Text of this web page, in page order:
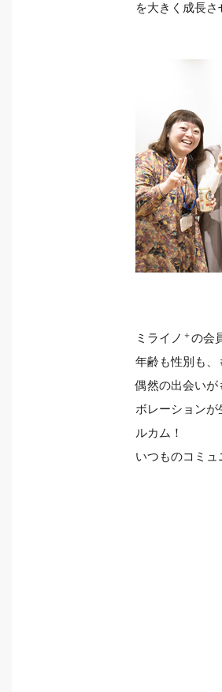
を大きく成長さ
ミライノ ＋の会
年齢も性別も、
偶然の出会いが
ボレーション
ルカム！
いつものコミュ